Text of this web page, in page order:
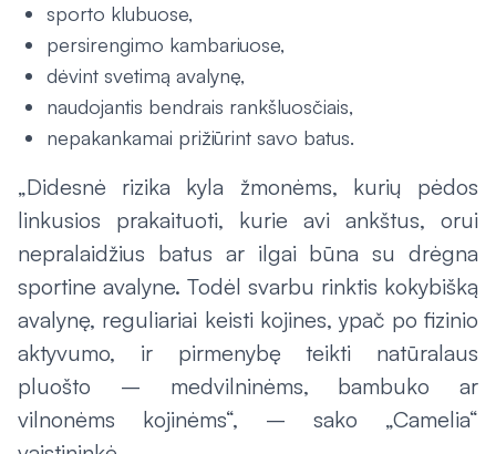
sporto klubuose,
persirengimo kambariuose,
dėvint svetimą avalynę,
naudojantis bendrais rankšluosčiais,
nepakankamai prižiūrint savo batus.
„Didesnė rizika kyla žmonėms, kurių pėdos
linkusios prakaituoti, kurie avi ankštus, orui
nepralaidžius batus ar ilgai būna su drėgna
sportine avalyne. Todėl svarbu rinktis kokybišką
avalynę, reguliariai keisti kojines, ypač po fizinio
aktyvumo, ir pirmenybę teikti natūralaus
pluošto – medvilninėms, bambuko ar
vilnonėms kojinėms“, – sako „Camelia“